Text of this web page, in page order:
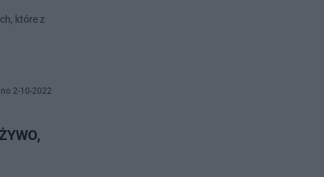
które z
2-10-2022